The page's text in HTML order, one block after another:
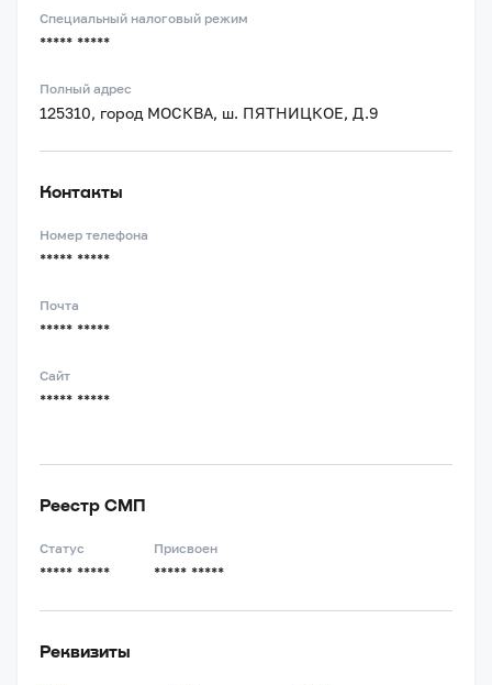
Специальный налоговый режим
***** *****
Полный адрес
125310, город МОСКВА, ш. ПЯТНИЦКОЕ, Д.9
Контакты
Номер телефона
***** *****
Почта
***** *****
Сайт
***** *****
Реестр СМП
Статус
***** *****
Присвоен
***** *****
Реквизиты